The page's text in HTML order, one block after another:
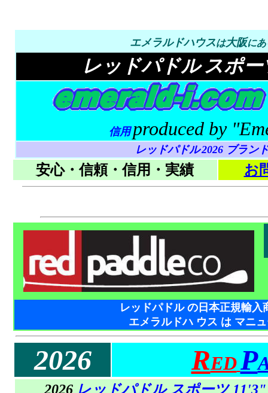
エメラルドハウスは大阪にあ
レッドパドル スポー
信用 produced by
レッドパドル2026 ブラン
安心・信頼・信用・実績 お
レッドパドル の日本正規輸
エメラルドハ ウス は マニ
2026 REDP
2026 レッドパドル スポーツ 11'3"